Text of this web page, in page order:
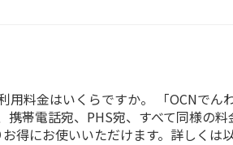
用料金はいくらですか。 「OCNでん
帯電話宛、PHS宛、すべて同様の
得にお使いいただけます。詳しくは